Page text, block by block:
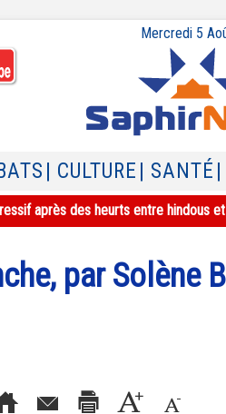
Mercredi 5
| CULTURE | SANTÉ
après des heurts entre hindous
par Solène